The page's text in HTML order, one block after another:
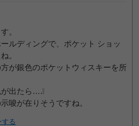
。
ルディングで、ポケット ショッ
。
が銀色のポケットウィスキーを所
出たら….❕
唆が在りそうですね。
る